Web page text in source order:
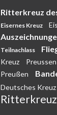
Ritterkreuz
Eisernes Kreuz
Teilnachlass
Kreuz
Preußen
Deutsches Kreuz